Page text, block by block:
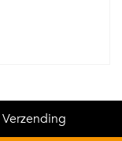
Verzending